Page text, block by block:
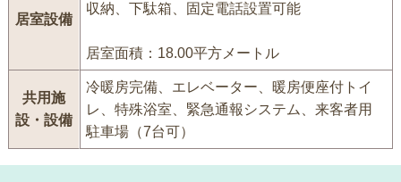
居室設備
収納、下駄箱、固定電話設置可能
居室面積：18.00平方メートル
共用施
設・設備
冷暖房完備、エレベーター、暖房便座付トイ
レ、特殊浴室、緊急通報システム、来客者用
駐車場（7台可）